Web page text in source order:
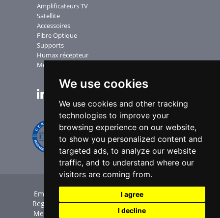
We use cookies
We use cookies and other tracking
technologies to improve your
browsing experience on our website,
to show you personalized content and
targeted ads, to analyze our website
traffic, and to understand where our
visitors are coming from.
I agree
I decline
Amplificateurs TV
Satellite
Accessoires
Fibre Optique
Supports
Humax récepteur
Mesureurs
Emme Esse SpA | P.Iva IT00551360985 | C.F. e
Reg. Imp. BS 00294210174 |Credits|Privacy|
Mensions légales
Cookie Policy|